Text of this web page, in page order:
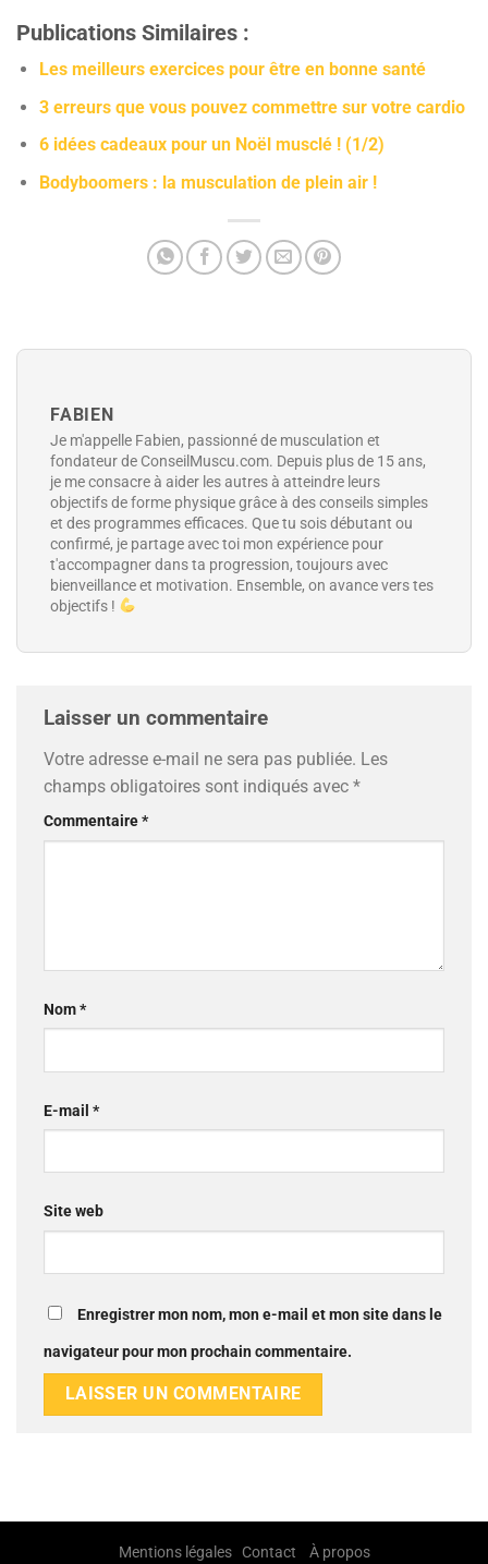
Publications Similaires :
Les meilleurs exercices pour être en bonne santé
3 erreurs que vous pouvez commettre sur votre cardio
6 idées cadeaux pour un Noël musclé ! (1/2)
Bodyboomers : la musculation de plein air !
FABIEN
Je m'appelle Fabien, passionné de musculation et
fondateur de ConseilMuscu.com. Depuis plus de 15 ans,
je me consacre à aider les autres à atteindre leurs
objectifs de forme physique grâce à des conseils simples
et des programmes efficaces. Que tu sois débutant ou
confirmé, je partage avec toi mon expérience pour
t'accompagner dans ta progression, toujours avec
bienveillance et motivation. Ensemble, on avance vers tes
objectifs !
Laisser un commentaire
Votre adresse e-mail ne sera pas publiée. Les
champs obligatoires sont indiqués avec *
Commentaire*
Nom*
E-mail *
Site web
Enregistrer mon nom, mon e-mail et mon site dans le
navigateur pour mon prochain commentaire.
Mentions légales Contact À propos